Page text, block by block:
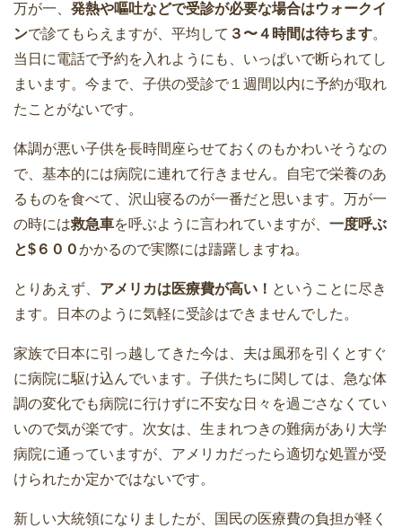
万が一、 発熱や嘔吐などで受診が必要な場合はウォークイ
ンで診てもらえますが、平均して ３〜４時間は待ちます。
当日に電話で予約を入れようにも、いっぱいで断られてし
まいます。今まで、子供の受診で１週間以内に予約が取れ
たことがないです。
体調が悪い子供を長時間座らせておくのもかわいそうなの
で、基本的には病院に連れて行きません。自宅で栄養のあ
るものを食べて、沢山寝るのが一番だと思います。万が一
の時には救急車を呼ぶように言われていますが、 一度呼ぶ
と$６００かかるので実際には躊躇しますね。
とりあえず、 アメリカは医療費が高い！ ということに尽き
ます。日本のように気軽に受診はできませんでした。
家族で日本に引っ越してきた今は、夫は風邪を引くとすぐ
に病院に駆け込んでいます。子供たちに関しては、急な体
調の変化でも病院に行けずに不安な日々を過ごさなくてい
いので気が楽です。次女は、生まれつきの難病があり大学
病院に通っていますが、アメリカだったら適切な処置が受
けられたか定かではないです。
新しい大統領になりましたが、国民の医療費の負担が軽く